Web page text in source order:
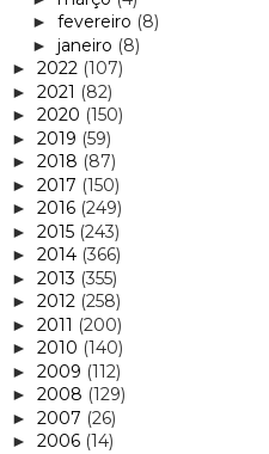
► fevereiro (8)
► janeiro (8)
► 2022 (107)
► 2021 (82)
► 2020 (150)
► 2019 (59)
► 2018 (87)
► 2017 (150)
► 2016 (249)
► 2015 (243)
► 2014 (366)
► 2013 (355)
► 2012 (258)
► 2011 (200)
► 2010 (140)
► 2009 (112)
► 2008 (129)
► 2007 (26)
► 2006 (14)